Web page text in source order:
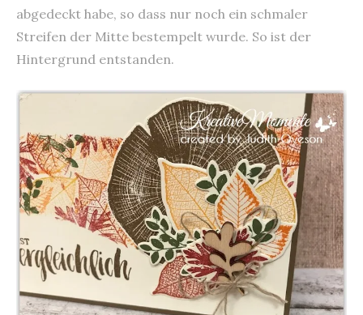
abgedeckt habe, so dass nur noch ein schmaler
Streifen der Mitte bestempelt wurde. So ist der
Hintergrund entstanden.